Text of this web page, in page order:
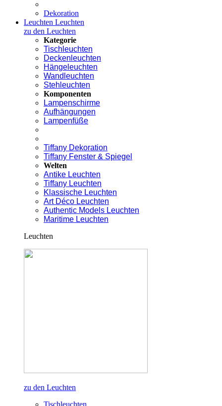
Dekoration
Leuchten Leuchten
zu den Leuchten
Kategorie
Tischleuchten
Deckenleuchten
Hängeleuchten
Wandleuchten
Stehleuchten
Komponenten
Lampenschirme
Aufhängungen
Lampenfüße
Tiffany Dekoration
Tiffany Fenster & Spiegel
Welten
Antike Leuchten
Tiffany Leuchten
Klassische Leuchten
Art Déco Leuchten
Authentic Models Leuchten
Maritime Leuchten
Leuchten
zu den Leuchten
Tischleuchten